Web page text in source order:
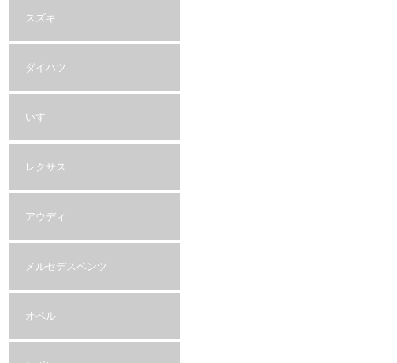
スズキ
ダイハツ
いすゞ
レクサス
アウディ
メルセデスベンツ
オペル